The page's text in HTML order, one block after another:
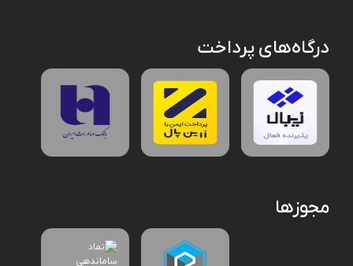
درگاه‌های پرداخت
مجوزها